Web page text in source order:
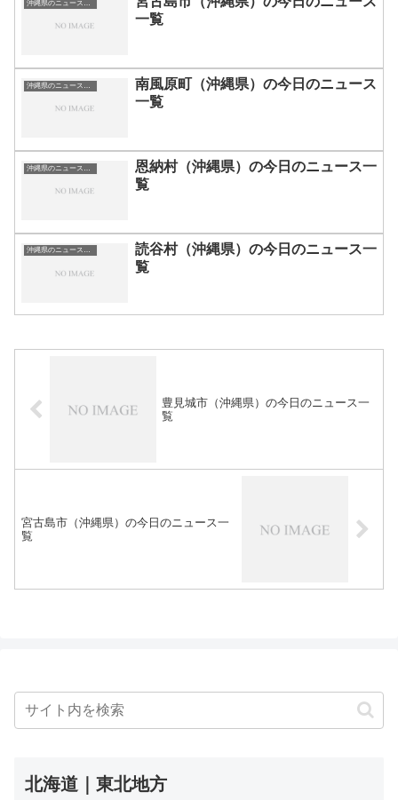
一覧
南風原町（沖縄県）の今日のニュース
一覧
恩納村（沖縄県）の今日のニュース一
覧
沖縄県のニュース一覧
読谷村（沖縄県）の今日のニュース一
覧
豊見城市（沖縄県）の今日のニュース一
覧
宮古島市（沖縄県）の今日のニュース一
覧
北海道｜東北地方